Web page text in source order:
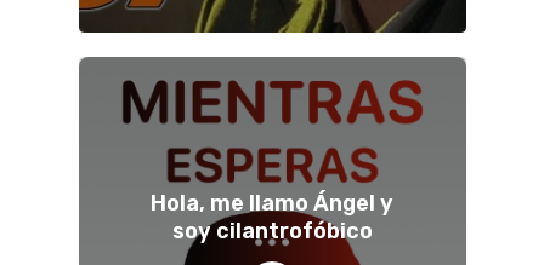
Hola, me llamo Ángel y
soy cilantrofóbico